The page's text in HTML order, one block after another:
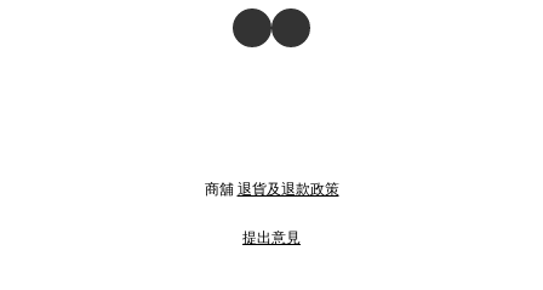
商舖退貨及退款政策
提出意見